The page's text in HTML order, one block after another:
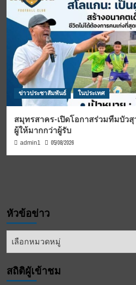
ข่าวประชาสัมพันธ์ ในประเทศ
สมุทรสาคร-เปิดโอกาสร่วมทีมบัว
ผู้ให้มากกว่าผู้รับ
admin1 05/08/2026
หัวข้อข่าว
หัวข้อ
สถิติผูัเข้าชม